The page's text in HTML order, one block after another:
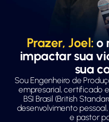
Prazer, Joel:o
impactar sua
sua
Sou Engenheiro de
empresarial, certificado
BSI Brasil (British
desenvolvimento
e pastor